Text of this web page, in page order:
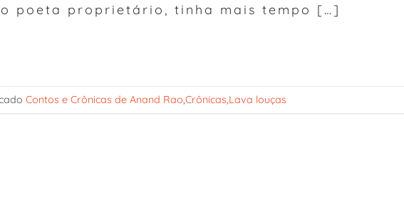
poeta proprietário, tinha mais tempo […]
Contos e Crônicas de Anand Rao,Crônicas,Lava louças